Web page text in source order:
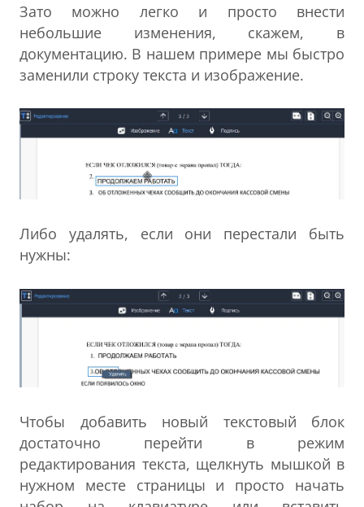
Зато можно легко и просто внести
небольшие изменения, скажем, в
документацию. В нашем примере мы быстро
заменили строку текста и изображение.
Либо удалять, если они перестали быть
нужны:
Чтобы добавить новый текстовый блок
достаточно перейти в режим
редактирования текста, щелкнуть мышкой в
нужном месте страницы и просто начать